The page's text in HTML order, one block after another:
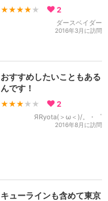
★★★★ ★ 2
ダースベイダー
2016年3月に訪問
おすすめしたいこともある
んです！
★★★ ★★ 2
ЯRyota(＞ω＜)/。・゜
2016年8月に訪問
キューラインも含めて東京